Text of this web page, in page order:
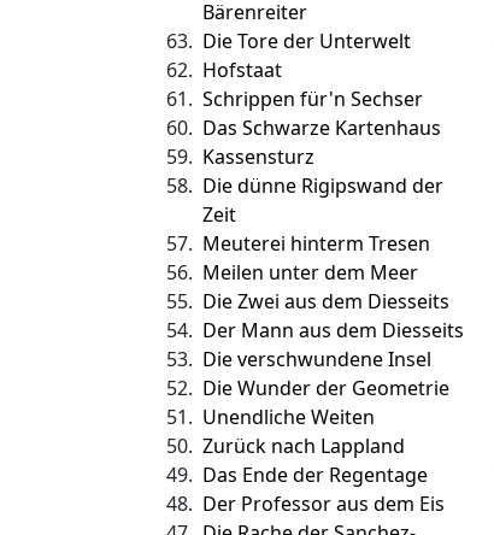
Bärenreiter
63. Die Tore der Unterwelt
62. Hofstaat
61. Schrippen für'n Sechser
60. Das Schwarze Kartenhaus
59. Kassensturz
58. Die dünne Rigipswand der
Zeit
57. Meuterei hinterm Tresen
56. Meilen unter dem Meer
55. Die Zwei aus dem Diesseits
54. Der Mann aus dem Diesseits
53. Die verschwundene Insel
52. Die Wunder der Geometrie
51. Unendliche Weiten
50. Zurück nach Lappland
49. Das Ende der Regentage
48. Der Professor aus dem Eis